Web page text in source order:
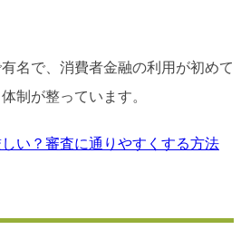
名で、消費者金融の利用が初めて
制が整っています。
い？審査に通りやすくする方法